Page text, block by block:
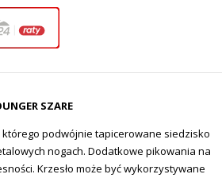
SZARE
którego podwójnie tapicerowane siedzisko
nogach. Dodatkowe pikowania na
Krzesło może być wykorzystywane